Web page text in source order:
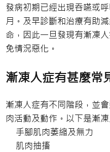
發病初期已經出現吞嚥或
月。及早診斷和治療有助
命，因此一旦發現有漸凍
免情況惡化。
漸凍人症有甚麼常
漸凍人症有不同階段，並
肉活動及動作。以下是漸
手腳肌肉萎縮及無力
肌肉抽搐